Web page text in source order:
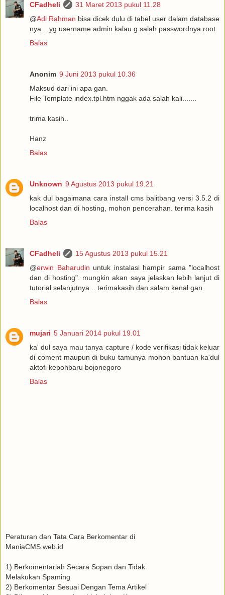
CFadheli
31 Maret 2013 pukul 11.28
@Adi Rahman bisa dicek dulu di tabel user dalam database
nya .. yg username admin kalau g salah passwordnya root
Balas
Anonim 9 Juni 2013 pukul 10.36
Maksud dari ini apa gan.
File Template index.tpl.htm nggak ada salah kali.......
trima kasih..
Hanz
Balas
Unknown 9 Agustus 2013 pukul 19.21
kak dul bagaimana cara install cms balitbang versi 3.5.2 di
localhost dan di hosting, mohon pencerahan. terima kasih
Balas
CFadheli
15 Agustus 2013 pukul 15.21
@erwin Baharudin untuk instalasi hampir sama "localhost
dan di hosting". mungkin akan saya jelaskan lebih lanjut di
tutorial selanjutnya .. terimakasih dan salam kenal gan
Balas
mujari 5 Januari 2014 pukul 19.01
ka' dul saya mau tanya capture / kode verifikasi tidak keluar
di coment maupun di buku tamunya mohon bantuan ka'dul
aktofi kepohbaru bojonegoro
Balas
Peraturan dan Tata Cara Berkomentar di
ManiaCMS.web.id
1) Berkomentarlah Secara Sopan dan Tidak
Melakukan Spaming
2) Berkomentar Sesuai Dengan Tema Artikel